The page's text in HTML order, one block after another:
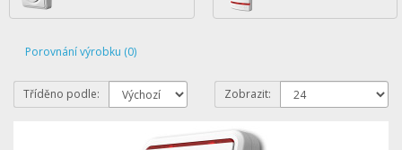
Porovnání výrobku (0)
Tříděno podle: Zobrazit: